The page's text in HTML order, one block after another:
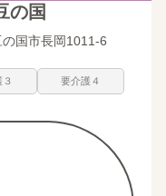
の国
国市長岡1011-6
要介護４